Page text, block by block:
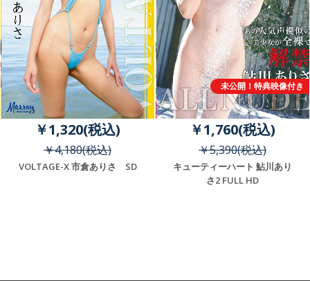
￥1,320(税込)
￥4,180(税込)
VOLTAGE-X 市倉ありさ SD
未公開！特典映像付き
￥1,760(税込)
￥5,390(税込)
キューティーハート 鮎川あり
さ2 FULL HD